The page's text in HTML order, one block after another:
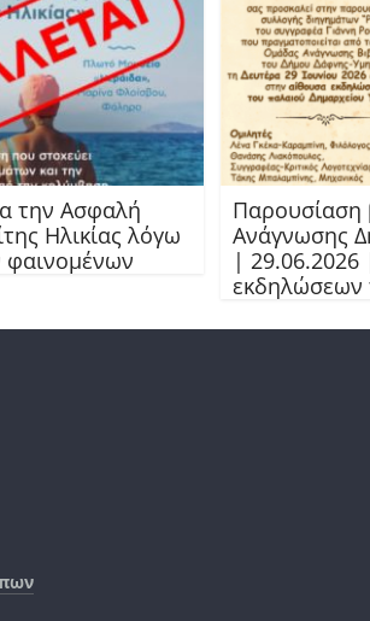
την Ασφαλή
Ηλικίας λόγω
φαινομένων
Παρουσίαση
Ανάγνωσης
|
εκδηλώσεων